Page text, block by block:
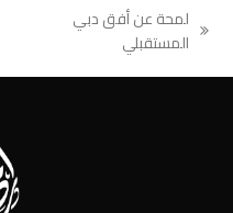
previous
لمحة عن أفق دبي
المستقبلي